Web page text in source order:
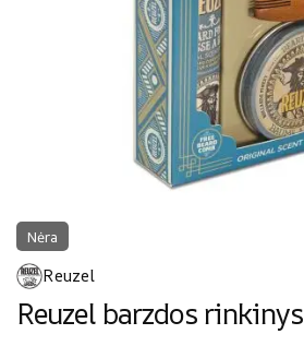
Nėra
Reuzel
Reuzel barzdos rinkinys